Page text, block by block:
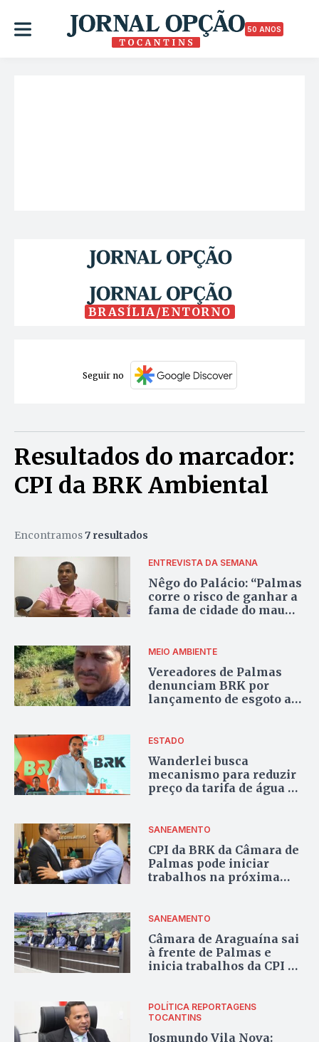
50 ANOS
BRASÍLIA/ENTORNO
Seguir no
Resultados do marcador:
CPI da BRK Ambiental
Encontramos7 resultados
ENTREVISTA DA SEMANA
Nêgo do Palácio: “Palmas
corre o risco de ganhar a
fama de cidade do mau
MEIO AMBIENTE
Vereadores de Palmas
denunciam BRK por
lançamento de esgoto a
ESTADO
Wanderlei busca
mecanismo para reduzir
preço da tarifa de água e
SANEAMENTO
CPI da BRK da Câmara de
Palmas pode iniciar
trabalhos na próxima
SANEAMENTO
Câmara de Araguaína sai
à frente de Palmas e
inicia trabalhos da CPI da
POLÍTICA REPORTAGENS
TOCANTINS
Josmundo Vila Nova: